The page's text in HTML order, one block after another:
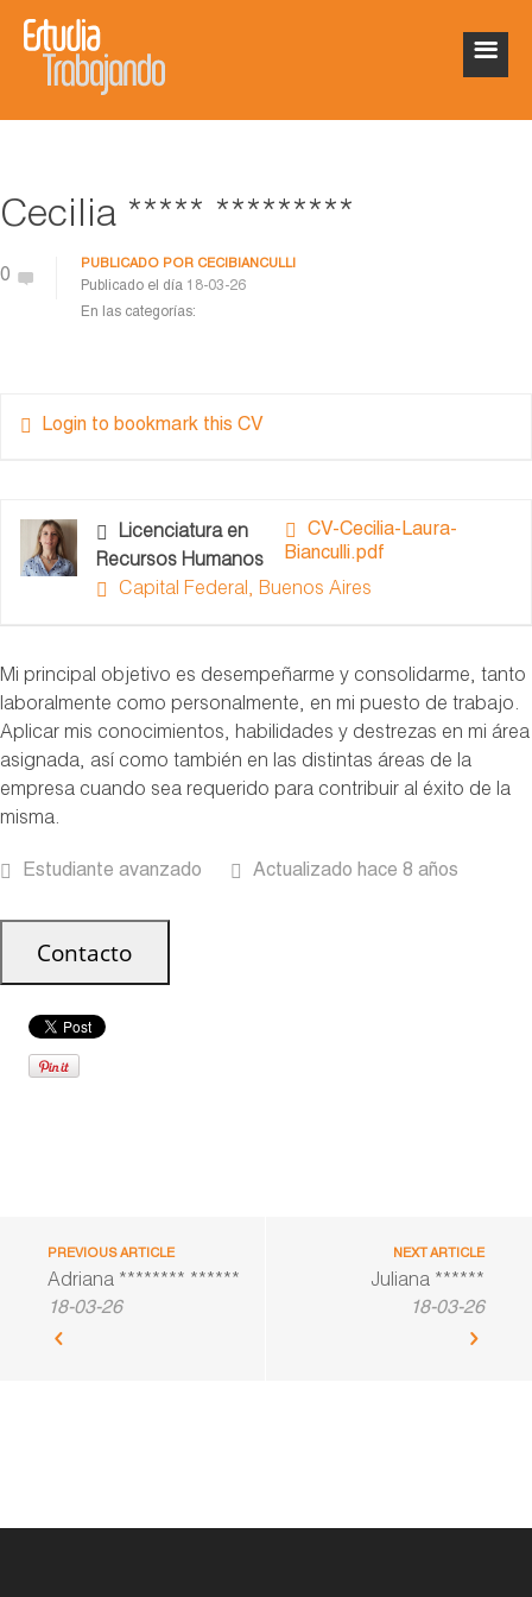
Cecilia ***** *********
0
PUBLICADO POR CECIBIANCULLI
Publicado el día 18-03-26
En las categorías:
Login to bookmark this CV
CV-Cecilia-Laura-
Bianculli.pdf
Licenciatura en
Recursos Humanos
Capital Federal, Buenos Aires
Mi principal objetivo es desempeñarme y consolidarme, tanto
laboralmente como personalmente, en mi puesto de trabajo.
Aplicar mis conocimientos, habilidades y destrezas en mi área
asignada, así como también en las distintas áreas de la
empresa cuando sea requerido para contribuir al éxito de la
misma.
Estudiante avanzado Actualizado hace 8 años
PREVIOUS ARTICLE
Adriana ******** ******
18-03-26
NEXT ARTICLE
Juliana ******
18-03-26